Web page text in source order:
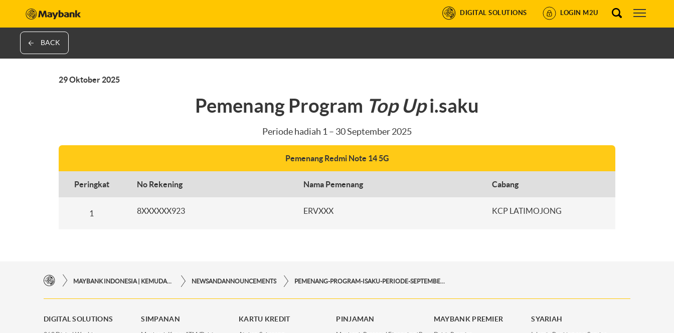
DIGITAL SOLUTIONS LOGIN M2U
BACK
29 Oktober 2025
Pemenang Program Top Upi.saku
Periode hadiah 1 – 30 September 2025
Pemenang Redmi Note 14 5G
Peringkat No Rekening Nama Pemenang Cabang
1 8XXXXXX923 ERVXXX KCP LATIMOJONG
NEWSANDANNOUNCEMENTS
DIGITAL SOLUTIONS SIMPANAN KARTU KREDIT PINJAMAN MAYBANK PREMIER SYARIAH